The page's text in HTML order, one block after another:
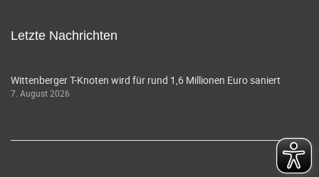
Letzte Nachrichten
Wittenberger T-Knoten wird für rund 1,6 Millionen Euro saniert
7. August 2026